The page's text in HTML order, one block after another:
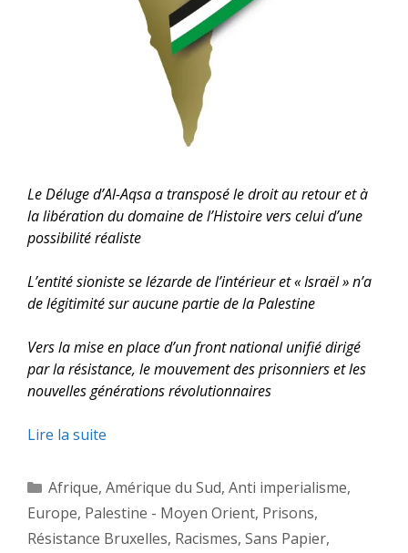
Le Déluge d’Al-Aqsa a transposé le droit au retour et à
la libération du domaine de l’Histoire vers celui d’une
possibilité réaliste
L’entité sioniste se lézarde de l’intérieur et « Israël » n’a
de légitimité sur aucune partie de la Palestine
Vers la mise en place d’un front national unifié dirigé
par la résistance, le mouvement des prisonniers et les
nouvelles générations révolutionnaires
Lire la suite
Catégories
Afrique, Amérique du Sud, Anti imperialisme,
Europe, Palestine - Moyen Orient, Prisons,
Résistance Bruxelles, Racismes, Sans Papier,